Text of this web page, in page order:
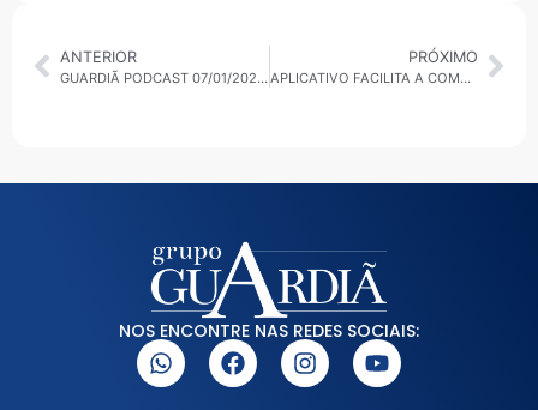
ANTERIOR
GUARDIÃ PODCAST 07/01/2020 SÃO BERNARDO NÃO VAI AUMENTAR PREÇO DA PASSAGEM DE ÔNIBUS
PRÓXIMO
APLICATIVO FACILITA A COMPRA DO ZONA AZUL EM SBC
NOS ENCONTRE NAS REDES SOCIAIS: